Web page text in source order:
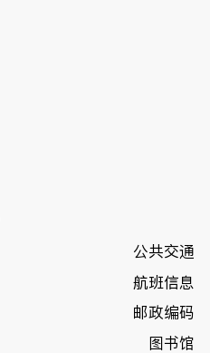
公共交通
航班信息
邮政编码
图书馆